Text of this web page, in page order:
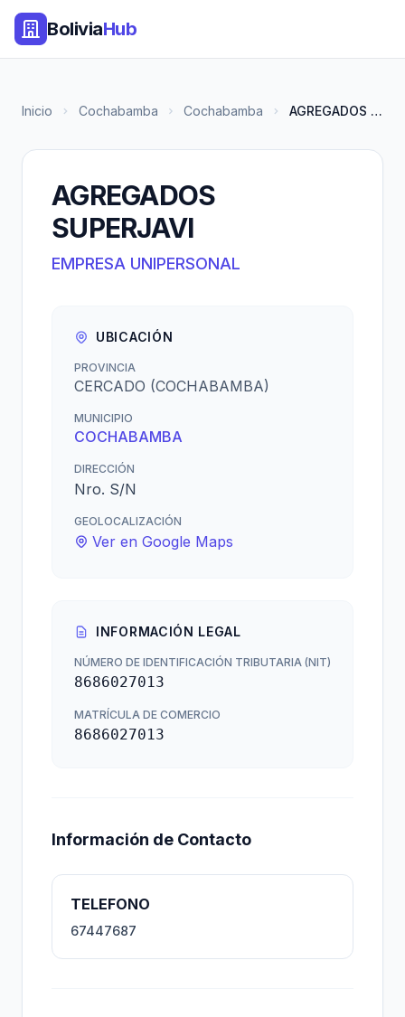
BoliviaHub
Inicio Cochabamba Cochabamba AGREGADOS SUPERJAVI
AGREGADOS
SUPERJAVI
EMPRESA UNIPERSONAL
UBICACIÓN
PROVINCIA
CERCADO (COCHABAMBA)
MUNICIPIO
COCHABAMBA
DIRECCIÓN
Nro. S/N
GEOLOCALIZACIÓN
Ver en Google Maps
INFORMACIÓN LEGAL
NÚMERO DE IDENTIFICACIÓN TRIBUTARIA (NIT)
8686027013
MATRÍCULA DE COMERCIO
8686027013
Información de Contacto
TELEFONO
67447687